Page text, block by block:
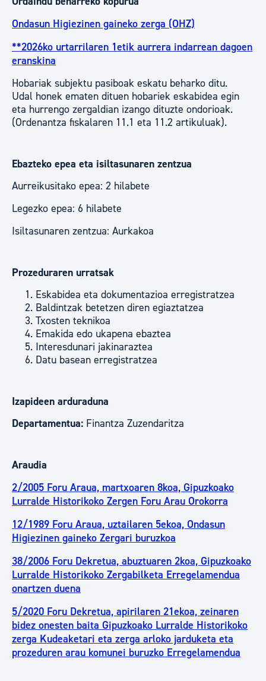
Ondasun Higiezinen gaineko zerga (OHZ)
**2026ko urtarrilaren 1etik aurrera indarrean dagoen
eranskina
Hobariak subjektu pasiboak eskatu beharko ditu.
Udal honek ematen dituen hobariek eskabidea egin
eta hurrengo zergaldian izango dituzte ondorioak.
(Ordenantza fiskalaren 11.1 eta 11.2 artikuluak).
Ebazteko epea eta isiltasunaren zentzua
Aurreikusitako epea: 2 hilabete
Legezko epea: 6 hilabete
Isiltasunaren zentzua: Aurkakoa
Prozeduraren urratsak
Eskabidea eta dokumentazioa erregistratzea
Baldintzak betetzen diren egiaztatzea
Txosten teknikoa
Emakida edo ukapena ebaztea
Interesdunari jakinaraztea
Datu basean erregistratzea
Izapideen arduraduna
Departamentua: Finantza Zuzendaritza
Araudia
2/2005 Foru Araua, martxoaren 8koa, Gipuzkoako
Lurralde Historikoko Zergen Foru Arau Orokorra
12/1989 Foru Araua, uztailaren 5ekoa, Ondasun
Higiezinen gaineko Zergari buruzkoa
38/2006 Foru Dekretua, abuztuaren 2koa, Gipuzkoako
Lurralde Historikoko Zergabilketa Erregelamendua
onartzen duena
5/2020 Foru Dekretua, apirilaren 21ekoa, zeinaren
bidez onesten baita Gipuzkoako Lurralde Historikoko
zerga Kudeaketari eta zerga arloko jarduketa eta
prozeduren arau komunei buruzko Erregelamendua